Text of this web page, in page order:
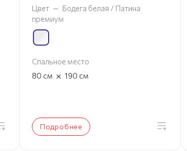
Цвет — Бодега белая / Патина
премиум
Спальное место
80 см × 190 см
Подробнее